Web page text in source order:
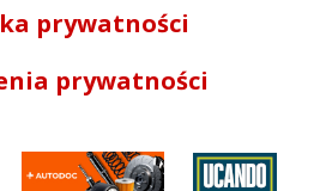
prywatności
prywatności